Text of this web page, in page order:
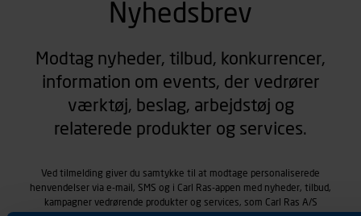
Nyhedsbrev
Modtag nyheder, tilbud, konkurrencer,
information om events, der vedrører
værktøj, beslag, arbejdstøj og
relaterede produkter og services.
Ved tilmelding giver du samtykke til at modtage personaliserede
henvendelser via e-mail, SMS og i Carl Ras-appen med nyheder, tilbud,
kampagner vedrørende produkter og services, som Carl Ras A/S